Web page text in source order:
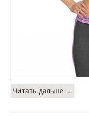
Читать дальше →